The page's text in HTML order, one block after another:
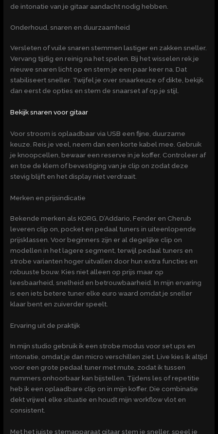
de intonatie van je gitaar aandacht nodig hebben.
Onderhoud, snaren en duurzaamheid
Versleten of vuile snaren stemmen lastiger en zakken sneller.
Vervang tijdig en reinig na het spelen. Bij het wisselen rek je
nieuwe snaren licht op en stem je een paar keer na. Dat
stabiliseert sneller. Twijfel je over snaarkeuze of dikte, bekijk
dan eerst de opties en stem de snaarset af op je stijl.
Bekijk snaren voor gitaar
Voor stroom is oplaadbaar via USB een fijne, duurzame
keuze. Reis je veel, neem dan een korte kabel mee. Gebruik
je knoopcellen, bewaar een reserve in je koffer. Controleer af
en toe de klem of bevestiging van je clip on zodat deze
stevig blijft en het display niet verdraait.
Merken en prijsindicatie
Bekende merken als KORG, D’Addario, Fender en Cherub
leveren clip on, pocket en pedaal tuners in uiteenlopende
prijsklassen. Voor beginners zijn er al degelijke clip on
modellen in het lagere segment, terwijl pedaal tuners en
strobe varianten hoger uitvallen door hun extra functies en
robuuste bouw. Kies niet alleen op prijs maar op
leesbaarheid, snelheid en betrouwbaarheid. In mijn ervaring
is een iets betere tuner elke euro waard omdat je sneller
klaar bent en zuiverder speelt.
Ervaring uit de praktijk
In mijn studio gebruik ik een strobe modus voor set ups en
intonatie, omdat je dan micro verschillen ziet. Live kies ik altijd
voor een grote pedaal tuner met mute, zodat ik tussen
nummers onhoorbaar kan bijstellen. Tijdens les of repetitie
heb ik een oplaadbare clip on in mijn koffer. Die combinatie
dekt vrijwel elke situatie en houdt mijn workflow vlot en
consistent.
Met het juiste stemapparaat gitaar stem je sneller, speel je